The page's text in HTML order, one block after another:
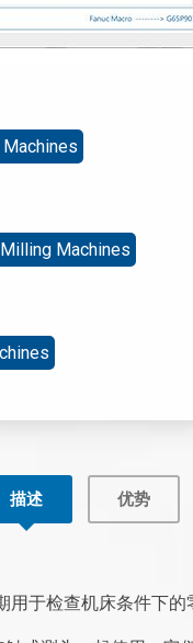
Machines
描述 优势
于检查机床条件下